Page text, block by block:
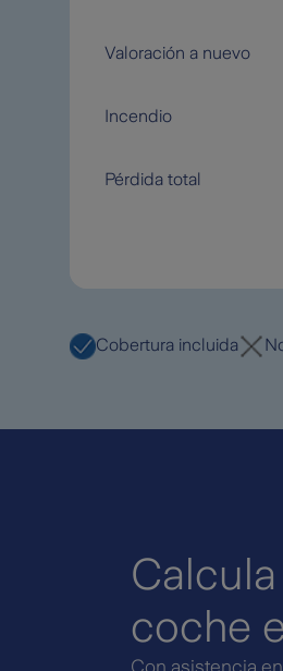
Valoración a nuevo
Incendio
Pérdida total
Cobertura incluida
coche
Con asistencia